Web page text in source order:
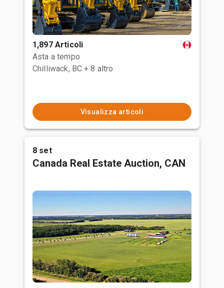
1,897 Articoli
Asta a tempo
Chilliwack, BC + 8 altro
Visualizza articoli
8 set
Canada Real Estate Auction, CAN